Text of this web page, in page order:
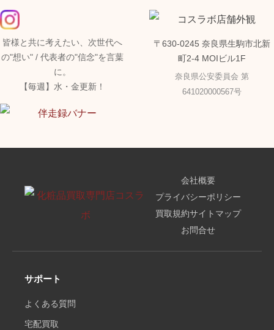
皆様と共に考えたい、次世代へ
の"想い" / 代表者の"信念"を言葉
に。
【毎週】水・金更新！
〒630-0245 奈良県生駒市北新
町2-4 MOIビル1F
奈良県公安委員会 第
641020000567号
会社概要
プライバシーポリシー
買取規約サイトマップ
お問合せ
サポート
よくある質問
宅配買取